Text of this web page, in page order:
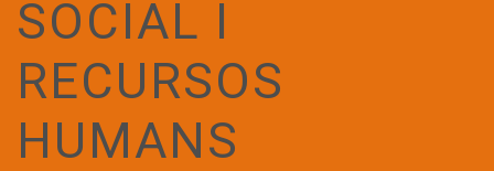
SOCIAL I
RECURSOS
HUMANS